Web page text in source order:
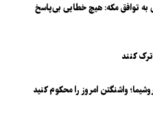
توافق مکه: هیچ خطایی بی‌پاسخ
کنند
واشنگتن امروز را محکوم کنید